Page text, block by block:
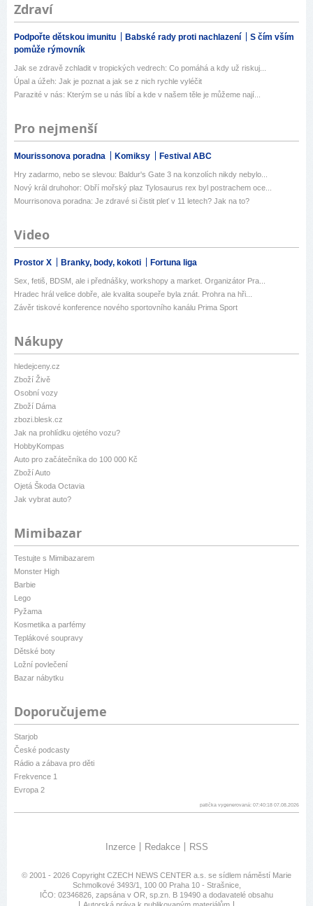
Zdraví
Podpořte dětskou imunitu Babské rady proti nachlazení
S čím vším
pomůže rýmovník
Jak se zdravě zchladit v tropických vedrech: Co pomáhá a kdy už riskuj...
Úpal a úžeh: Jak je poznat a jak se z nich rychle vyléčit
Parazité v nás: Kterým se u nás líbí a kde v našem těle je můžeme nají...
Pro nejmenší
Mourissonova poradna Komiksy Festival ABC
Hry zadarmo, nebo se slevou: Baldur's Gate 3 na konzolích nikdy nebylo...
Nový král druhohor: Obří mořský plaz Tylosaurus rex byl postrachem oce...
Mourrisonova poradna: Je zdravé si čistit pleť v 11 letech? Jak na to?
Video
Prostor X Branky, body, kokoti Fortuna liga
Sex, fetiš, BDSM, ale i přednášky, workshopy a market. Organizátor Pra...
Hradec hrál velice dobře, ale kvalita soupeře byla znát. Prohra na hři...
Závěr tiskové konference nového sportovního kanálu Prima Sport
Nákupy
hledejceny.cz
Zboží Živě
Osobní vozy
Zboží Dáma
zbozi.blesk.cz
Jak na prohlídku ojetého vozu?
HobbyKompas
Auto pro začátečníka do 100 000 Kč
Zboží Auto
Ojetá Škoda Octavia
Jak vybrat auto?
Mimibazar
Testujte s Mimibazarem
Monster High
Barbie
Lego
Pyžama
Kosmetika a parfémy
Teplákové soupravy
Dětské boty
Ložní povlečení
Bazar nábytku
Doporučujeme
Starjob
České podcasty
Rádio a zábava pro děti
Frekvence 1
Evropa 2
patička vygenerovaná: 07:40:18 07.08.2026
Inzerce Redakce RSS
© 2001 - 2026 Copyright CZECH NEWS CENTER a.s. se sídlem náměstí Marie
Schmolkové 3493/1, 100 00 Praha 10 - Strašnice,
IČO: 02346826, zapsána v OR, sp.zn. B 19490 a dodavatelé obsahu